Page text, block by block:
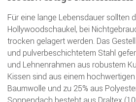
Für eine lange Lebensdauer sollten
Hollywoodschaukel, bei
trocken gelagert werden. Das
und pulverbeschichtetem Stahl
und Lehnenrahmen aus robustem
Kissen sind aus einem
Baumwolle und zu 25% aus